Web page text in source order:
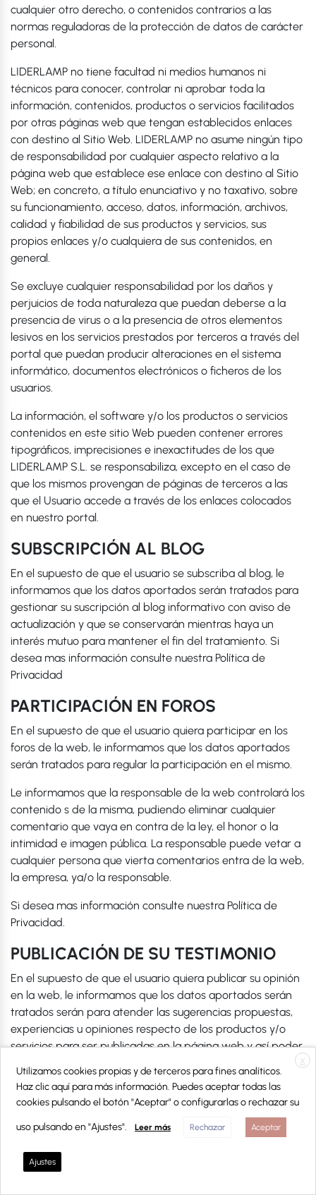
cualquier otro derecho, o contenidos contrarios a las
normas reguladoras de la protección de datos de carácter
personal.
LIDERLAMP no tiene facultad ni medios humanos ni
técnicos para conocer, controlar ni aprobar toda la
información, contenidos, productos o servicios facilitados
por otras páginas web que tengan establecidos enlaces
con destino al Sitio Web. LIDERLAMP no asume ningún tipo
de responsabilidad por cualquier aspecto relativo a la
página web que establece ese enlace con destino al Sitio
Web; en concreto, a título enunciativo y no taxativo, sobre
su funcionamiento, acceso, datos, información, archivos,
calidad y fiabilidad de sus productos y servicios, sus
propios enlaces y/o cualquiera de sus contenidos, en
general.
Se excluye cualquier responsabilidad por los daños y
perjuicios de toda naturaleza que puedan deberse a la
presencia de virus o a la presencia de otros elementos
lesivos en los servicios prestados por terceros a través del
portal que puedan producir alteraciones en el sistema
informático, documentos electrónicos o ficheros de los
usuarios.
La información, el software y/o los productos o servicios
contenidos en este sitio Web pueden contener errores
tipográficos, imprecisiones e inexactitudes de los que
LIDERLAMP S.L. se responsabiliza, excepto en el caso de
que los mismos provengan de páginas de terceros a las
que el Usuario accede a través de los enlaces colocados
en nuestro portal.
SUBSCRIPCIÓN AL BLOG
En el supuesto de que el usuario se subscriba al blog, le
informamos que los datos aportados serán tratados para
gestionar su suscripción al blog informativo con aviso de
actualización y que se conservarán mientras haya un
interés mutuo para mantener el fin del tratamiento. Si
desea mas información consulte nuestra Política de
Privacidad
PARTICIPACIÓN EN FOROS
En el supuesto de que el usuario quiera participar en los
foros de la web, le informamos que los datos aportados
serán tratados para regular la participación en el mismo.
Le informamos que la responsable de la web controlará los
contenido s de la misma, pudiendo eliminar cualquier
comentario que vaya en contra de la ley, el honor o la
intimidad e imagen pública. La responsable puede vetar a
cualquier persona que vierta comentarios entra de la web,
la empresa, ya/o la responsable.
Si desea mas información consulte nuestra Política de
Privacidad.
PUBLICACIÓN DE SU TESTIMONIO
En el supuesto de que el usuario quiera publicar su opinión
en la web, le informamos que los datos aportados serán
tratados serán para atender las sugerencias propuestas,
experiencias u opiniones respecto de los productos y/o
servicios para ser publicadas en la página web y así poder
publicación o no de dicho contenido. Si desea mas
información consulte nuestra Política de Privacidad.
CANAL DE COMUNICACIÓN
LIDERLAMP pone a disposición de sus usuarios un canal a
través del cual se podrá comunicar y poner en
X
Utilizamos cookies propias y de terceros para fines analíticos.
Haz clic aquí para más información. Puedes aceptar todas las
cookies pulsando el botón "Aceptar" o configurarlas o rechazar su
uso pulsando en "Ajustes". Leer más Rechazar Aceptar
Ajustes